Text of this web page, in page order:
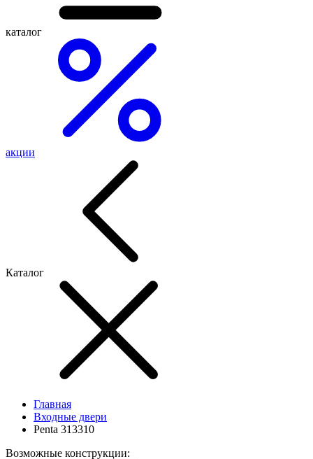
каталог
акции
Каталог
Главная
Входные двери
Penta 313310
Возможные конструкции: